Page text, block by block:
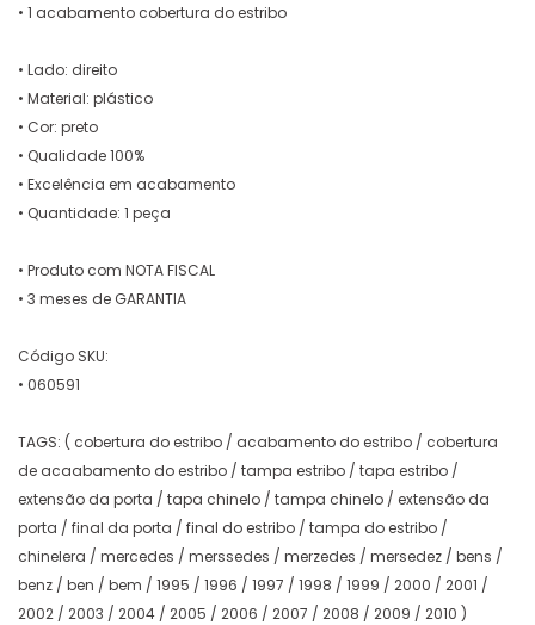
• 1 acabamento cobertura do estribo
• Lado: direito
• Material: plástico
• Cor: preto
• Qualidade 100%
• Excelência em acabamento
• Quantidade: 1 peça
• Produto com NOTA FISCAL
• 3 meses de GARANTIA
Código SKU:
• 060591
TAGS: ( cobertura do estribo / acabamento do estribo / cobertura
de acaabamento do estribo / tampa estribo / tapa estribo /
extensão da porta / tapa chinelo / tampa chinelo / extensão da
porta / final da porta / final do estribo / tampa do estribo /
chinelera / mercedes / merssedes / merzedes / mersedez / bens /
benz / ben / bem / 1995 / 1996 / 1997 / 1998 / 1999 / 2000 / 2001 /
2002 / 2003 / 2004 / 2005 / 2006 / 2007 / 2008 / 2009 / 2010 )